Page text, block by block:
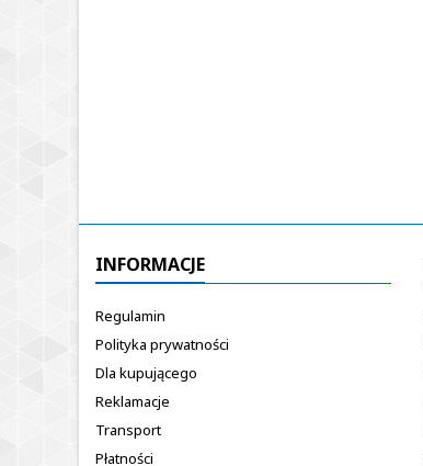
INFORMACJE
Regulamin
Polityka prywatności
Dla kupującego
Reklamacje
Transport
Płatności